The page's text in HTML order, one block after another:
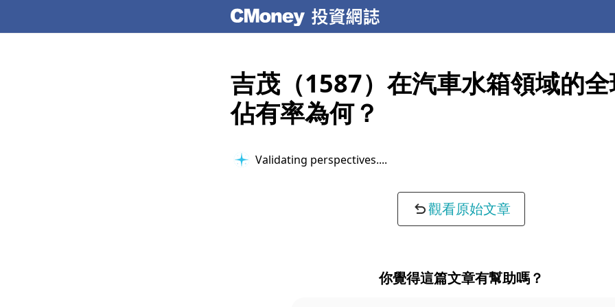
吉茂（1587）在汽車水箱領域的
佔有率為何？
Validating perspectives...
觀看原始文章
你覺得這篇文章有幫助嗎？